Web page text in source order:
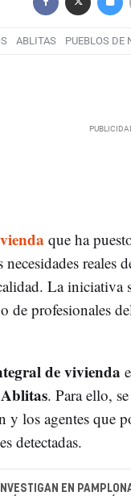
ABLITAS PUEBLOS DE
que ha
reales
La iniciativa
de profesionales
de vivienda
Ablitas. Para ello,
y los agentes que
detectadas.
INVESTIGAN EN